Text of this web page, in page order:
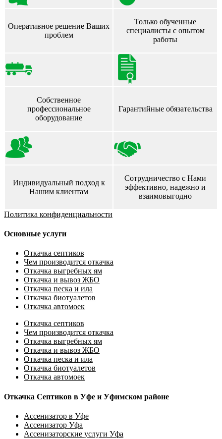
Оперативное решение Ваших
проблем
Только обученные
специалисты с опытом
работы
Собственное
профессиональное
оборудование
Гарантийные обязательства
Индивидуальный подход к
Нашим клиентам
Сотрудничество с Нами
эффективно, надежно и
взаимовыгодно
Политика конфиденциальности
Основные услуги
Откачка септиков
Чем производится откачка
Откачка выгребных ям
Откачка и вывоз ЖБО
Откачка песка и ила
Откачка биотуалетов
Откачка автомоек
Откачка септиков
Чем производится откачка
Откачка выгребных ям
Откачка и вывоз ЖБО
Откачка песка и ила
Откачка биотуалетов
Откачка автомоек
Откачка Септиков в Уфе и Уфимском районе
Ассенизатор в Уфе
Ассенизатор Уфа
Ассенизаторские услуги Уфа